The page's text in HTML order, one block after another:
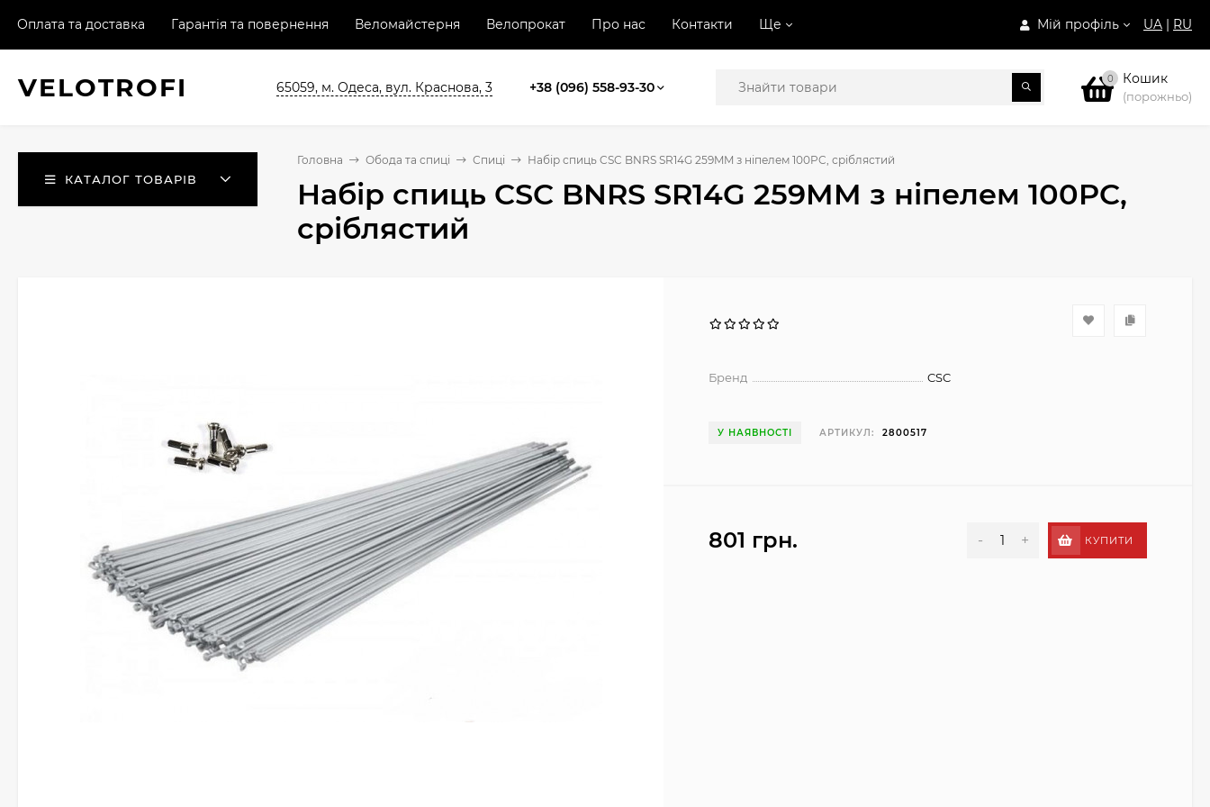
Мій профіль UA | RU
Оплата та доставка Гарантія та повернення Веломайстерня Велопрокат Про нас Контакти Ще
VELOTROFI 65059, м. Одеса, вул. Краснова, 3 +38 (096) 558-93-30 0 Кошик
(порожньо)
КАТАЛОГ ТОВАРІВ
Головна Обода та спиці Спиці Набір спиць CSC BNRS SR14G 259MM з ніпелем 100PC, сріблястий
Набір спиць CSC BNRS SR14G 259MM з ніпелем 100PC,
сріблястий
Бренд CSC
У НАЯВНОСТІ АРТИКУЛ: 2800517
801 грн. - + КУПИТИ